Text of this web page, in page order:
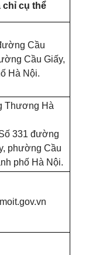
chỉ cụ thể
Cầu
Cầu Giấy,
Hà Nội.
Thương Hà
331 đường
phường Cầu
phố Hà Nội.